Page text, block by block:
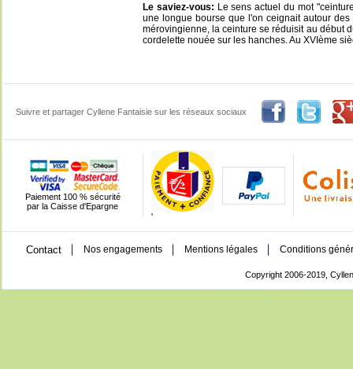
Le saviez-vous: Le sens actuel du mot
une longue bourse que l'on ceignait autour
mérovingienne, la ceinture se réduisit au début
cordelette nouée sur les hanches. Au XVIème
Suivre et partager Cyllene Fantaisie sur les réseaux sociaux
Paiement 100 % sécurité
par la Caisse d'Epargne
'
Contact Nos engagements Mentions légales Conditions
Copyright 2006-2019,